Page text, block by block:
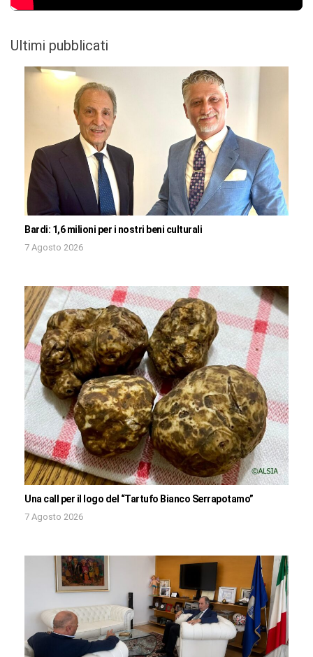
Ultimi pubblicati
Bardi: 1,6 milioni per i nostri beni culturali
7 Agosto 2026
Una call per il logo del “Tartufo Bianco Serrapotamo”
7 Agosto 2026